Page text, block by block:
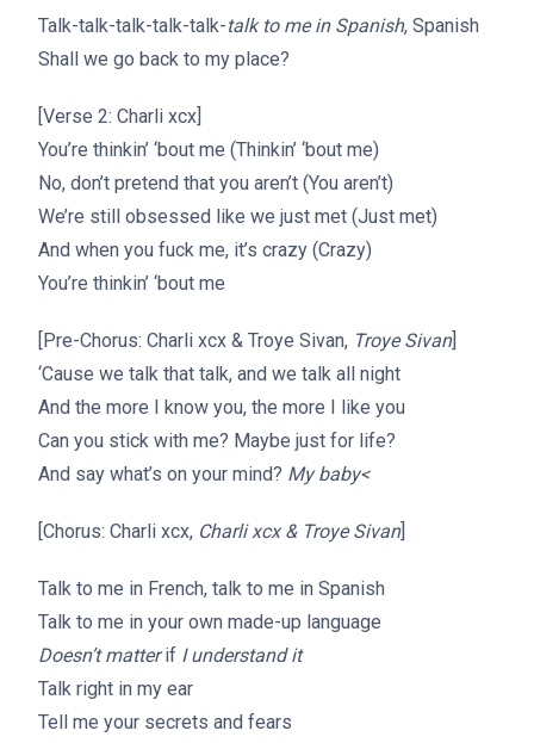
Talk-talk-talk-talk-talk-talk to me in Spanish, Spanish
Shall we go back to my place?
[Verse 2: Charli xcx]
You’re thinkin’ ‘bout me (Thinkin’ ‘bout me)
No, don’t pretend that you aren’t (You aren’t)
We’re still obsessed like we just met (Just met)
And when you fuck me, it’s crazy (Crazy)
You’re thinkin’ ‘bout me
[Pre-Chorus: Charli xcx & Troye Sivan, Troye Sivan]
‘Cause we talk that talk, and we talk all night
And the more I know you, the more I like you
Can you stick with me? Maybe just for life?
And say what’s on your mind? My baby<
[Chorus: Charli xcx, Charli xcx & Troye Sivan]
Talk to me in French, talk to me in Spanish
Talk to me in your own made-up language
Doesn’t matterif I understand it
Talk right in my ear
Tell me your secrets and fears